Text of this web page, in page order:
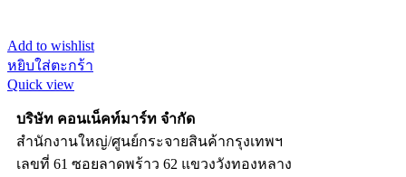
Add to wishlist
หยิบใส่ตะกร้า
Quick view
บริษัท คอนเน็คท์มาร์ท จำกัด
สำนักงานใหญ่/ศูนย์กระจายสินค้ากรุงเทพฯ
เลขที่ 61 ซอยลาดพร้าว 62 แขวงวังทองหลาง